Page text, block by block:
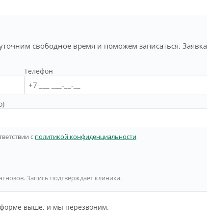
свободное время и поможем записаться. Заявка
Телефон
с политикой конфиденциальности
Запись подтверждает клиника.
форме выше, и мы перезвоним.